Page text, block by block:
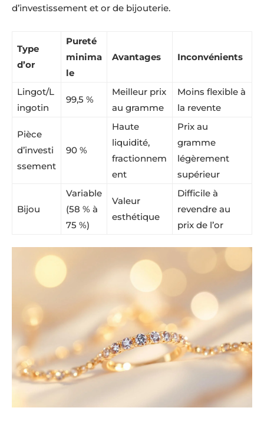
d’investissement et or de bijouterie.
Type
d’or
Pureté
minima
le
Avantages Inconvénients
Lingot/L
ingotin
99,5 %
Meilleur prix
au gramme
Moins flexible à
la revente
Pièce
d’investi
ssement
90 %
Haute
liquidité,
fractionnem
ent
Prix au
gramme
légèrement
supérieur
Bijou
Variable
(58 % à
75 %)
Valeur
esthétique
Difficile à
revendre au
prix de l’or